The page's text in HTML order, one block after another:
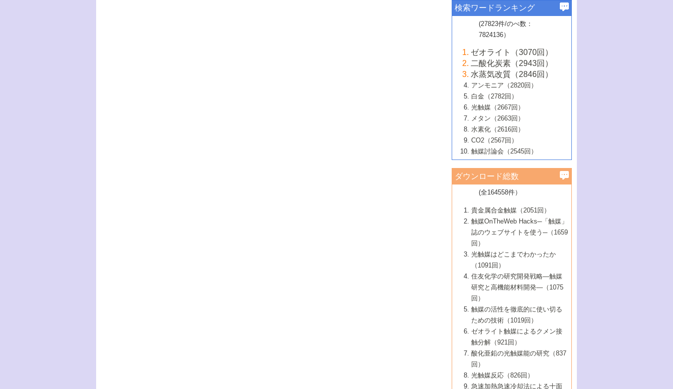
B号 第135回触媒討論会（2025年）
能性材料
若き触媒の研究者たち～（2）
6号 石油のノーブル・ユースを志向した
触媒技術
大学：オンライン・対面開催）
6号 カーボンニュートラルに向けた電解
技術
B号 第127回触媒討論会（2021年・オン
ライン開催(Zoom)のみ）
動向
5号 次世代の触媒プロセスを支えるマイ
6号 メタン転換技術の最新動向
B号 第125回触媒討論会（2020年・工学
院大学）
3号 精密高分子合成に関する最近の研究
動向
4号 バイオマス化成品製造のための触媒
5号 固体触媒による含窒素有機化合物変
換の最前線
6号 貴金属使用量低減に向けた自動車排
ガス浄化触媒の開発
B号 第123回触媒討論会（2019年・大阪
4号 60周年記念企画
5号 進化するゼオライト合成技術
6号 非貴金属系触媒における電気化学的
B号 第121回触媒討論会（2018年・東京
大学）
最先端技術
3号 無機分離膜材料の開発と触媒反応プ
ロセスへの適用
5号 水素のふるまいを解き明かす最先端
研究
6号 低級アルカンの有効利用のための触
媒技術
B号 第119回触媒討論会（2017年・首都
大学東京）
1号 ユニークな構造の高分子を生み出す触
2号 リグニンからの化成品製造に向けた触
媒技術
3号 触媒研究の最先端～とびたて若き研究
者たち～（1）
4号 触媒研究の最先端～とびたて若き研究
者たち～（2）
5号 触媒研究の最先端～とびたて若き研究
者たち～（3）
6号 イオニクス材料と燃料電池・電解合成
の最新の研究動向
B号 第117回触媒討論会（2016年・大阪府
立大学）
▼57巻（2015年）
1号 水素キャリアにかかわる触媒技術の新
2号 石油精製用触媒の最近の進展
3号 固体酸化物形燃料電池（SOFC）におけ
るアノード触媒上での燃料直接改質技術
4号 コアシェル構造の制御による触媒機能
5号 工業触媒およびその周辺技術の最近の
進歩
6号 ナノシート
B号 第115回触媒討論会（2015年・成蹊大
▼56巻（2014年）
2号 光触媒反応機構に関する最新の研究動
向
開発動向
4号 人工光合成に向けた近年のアプローチ
5号 未利用熱エネルギーの有効活用に貢献
する触媒技術
6号 ポリオキソメタレート
B号 第113回触媒討論会（2014年・ロワジ
ールホテル豊橋）
1号 高耐久性燃料電池システム用触媒にお
ける新展開
2号 リビングラジカル重合の最近の動向
3号 天然ガスの化学工業的展開に関する触
媒技術
4号 貴金属触媒の精密構造制御とその活用
5号 バイオマス化成品製造のための固体触
6号 ナノ空間─吸着状態解析から新機能開拓
B号 第111回触媒討論会（2013年・関西大
▼54巻（2012年）
1号 規則性多孔体の利用技術における最近
の進歩
2号 第109回触媒討論会
3号 貴金属低減技術の最新動向
4号 貴金属代替技術の最新動向
5号 光触媒による物質変換反応の新展開
6号 グラフェン
7号 水素を利用する化成品合成の新潮流
▼53巻（2011年）
1号 金属学から見る合金触媒の新展開
2号 第107回触媒討論会
3号 触媒のその場観察法の進歩（１）
4号 触媒のその場観察法の進歩（２）
5号 不活性結合の触媒的活性化による有機
合成
6号 新しい固体酸触媒技術
7号 ゼオライト合成における最近の進歩
▼52巻（2010年）
1号 触媒の劣化対策と長寿命触媒開発
2号 第105回触媒討論会
3号 ナノ構造が拓く新機能
4号 活性サイトおよびその環境の精密な設
計による触媒の高機能化
5号 触媒を有効に使うための技術
7号 有機分子触媒による精密有機合成
8号 高機能化ポリオレフィンに向けた重合
触媒の最近の進展
1号 炭素材料－熱い注目を集める材料－
2号 第103回触媒討論会
3号 環境浄化用光触媒の現状と課題
4号 水素社会の実現に向けた水素製造・貯
蔵技術の進歩
5号 CO2が関わる触媒・材料
7号 持続可能社会実現のための触媒および
触媒関連技術
▼50巻（2008年）
1号 触媒化学と学会のこの10年，半世紀，
そして未来
2号 第101回触媒討論会
4号 錯体を利用したユニークな表面構造の
構築と機能
5号 若手会員による触媒研究の未来展望1：
企業編
6号 第102回触媒討論会
7号 触媒・化学反応における計算化学の進
8号 若手研究者による触媒研究の未来展望
2：大学・研究所編
▼49巻（2007年）
1号 含フッ素化合物の合成と触媒
2号 第99回触媒討論会
3号 実用的ファインケミカル合成プロセス
を実現する触媒
5号 こんな物質，あんな物質―新たな触媒
の可能性―
7号 『結晶の化学』を活かした触媒研究
8号 イオン液体の応用
▼48巻（2006年）
1号 固体酸触媒の最近の進歩
2号 第97回触媒討論会
3号 リビング重合触媒の最近の展開
5号 水素製造・貯蔵のための触媒技術の新
しい展開
6号 第98回触媒討論会
7号 基礎化学品製造の触媒技術
8号 多機能型リアクター
1号 最近の触媒担体とその効果
2号 第95回触媒討論会
4号 水分解用光触媒材料
5号 時間分解分光の進歩と応用
6号 第96回触媒討論会
8号 超臨界流体を用いた化学プロセスの新
▼46巻（2004年）
1号 部分酸化反応触媒の最前線
2号 第93回触媒討論会
3号 特殊エネルギー場の触媒反応
4号 生体内における金属の触媒作用
5号 ファインケミカルズの展開に寄与する
6号 第94回触媒討論会
7号 サブナノレベルでみた新しい表面現象
8号 オレフィン重合触媒の新たな展
▼45巻（2003年）
1号 なぜこの触媒が良いのか？
2号 第91回触媒討論会
3号 最近の自動車排ガス処理技術
4号 触媒研究の現状と将来─第90回触媒討論
5号 基礎化学品製造の触媒技術
6号 第92回触媒討論会
7号 基礎化学品製造の触媒技術
8号 資源の循環と触媒技術
▼44巻（2002年）
1号 高次制御された触媒の化学
2号 第89回触媒討論会
3号 触媒を利用した電気化学の新展開
4号 ナノ材料の調製と機能化
5号 こんな触媒が欲しい
6号 第90回触媒討論会
7号 触媒研究と学術雑誌/情報
8号 若い世代からみた触媒化学の現状と未
▼43巻（2001年）
1号 グリーンケミストリーと触媒
2号 第87回触媒討論会特集号
3号 生体触媒とバイオプロセス
4号 水素製造・利用の触媒化学
5号 触媒研究における新しい切り口：コン
ビナトリアルケミストリー
6号 第88回触媒討論会特集号
7号 企業における触媒研究のブレークスル
8号 この材料を触媒として使ってみません
▼42巻（2000年）
1号 触媒反応工学の明日を拓く
2号 第85回触媒討論会
3号 反応ダイナミクス
5号 触媒のおもしろさをどのように伝える
6号 第86回触媒討論会
7号 水素化精製触媒の新しい展開
8号 新しい反応性と機能性を目指した金属
クラスタ-化学
▼41巻（1999年）
1号 孔、穴、あな?-特異な空間とその利用-
2号 第83回触媒討論会
3号 均一系触媒反応最前線
4号 実用炭素材料の新展開
5号 研究の方法論を考える
7号 機能性金属材料と触媒
8号 触媒研究へのNMRの応用と展望
▼40巻（1998年）
進展と21世紀への提言/創立40周年記念・触
媒学会この10年の歩みとこれから/創立40周
2号 第81回触媒討論会
3号 計算機触媒化学へのさそい
4号 触媒劣化の制御と予測
5号 最新の実用プロセスと触媒
6号 第82回触媒討論会
1号 均一系と不均一系触媒反応-その特徴と
接点
2号 第79回触媒討論会
3号 最新NO除去触媒の実用化研究
4号 新しい反応場を目指した触媒調製
5号 反応・分離技術の新しい展開
6号 第80回触媒討論会
▼38巻（1996年）
1号 触媒の構造と触媒作用/C1化学を中心と
する21世紀への触媒
3号 オリンピックメダル:金・銀・銅はどん
な触媒作用を示すか
4号 触媒作用における機能の複合化
▼37巻（1995年）
1号 ファインケミカルズと固体触媒
2号 第75回触媒討論会
3号 希土類を利用した触媒
4号 触媒とリサイクル
5号 エネルギー変換触媒
▼36巻（1994年）
1号 電気化学と触媒
2号 第73回触媒討論会
3号 C4化学の展開
4号 《通常号》
▼35巻（1993年）
1号 工業触媒開発マニュアル―探索から工
業化まで
2号 第71回触媒討論会
▼34巻（1992年）
1号 インパクトを与えたこの研究
2号 第69回触媒討論会
▼33巻（1991年）
1号 触媒プロセス開発マニュアル―探索か
▼32巻（1990年）
検索ワードランキング
(27823件/のべ数：
7824136）
ゼオライト（3070回）
二酸化炭素（2943回）
水蒸気改質（2846回）
アンモニア（2820回）
白金（2782回）
光触媒（2667回）
メタン（2663回）
水素化（2616回）
CO2（2567回）
触媒討論会（2545回）
ダウンロード総数
(全164558件）
貴金属合金触媒（2051回）
触媒OnTheWeb Hacks─「触媒」
誌のウェブサイトを使う─（1659
回）
光触媒はどこまでわかったか
（1091回）
住友化学の研究開発戦略―触媒
研究と高機能材料開発―（1075
回）
触媒の活性を徹底的に使い切る
ための技術（1019回）
ゼオライト触媒によるクメン接
触分解（921回）
酸化亜鉛の光触媒能の研究（837
回）
光触媒反応（826回）
急速加熱急速冷却法による十面